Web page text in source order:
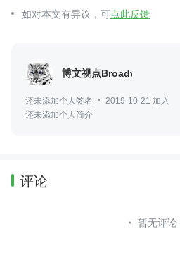
如对本文有异议，可点此反馈
博文视点Broadview
还未添加个人签名
2019-10-21 加入
还未添加个人简介
评论
暂无评论